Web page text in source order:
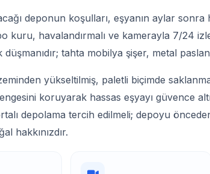
deponun koşulları, eşyanın aylar sonra
kuru, havalandırmalı ve kamerayla 7/24
düşmanıdır; tahta mobilya şişer, metal
yükseltilmiş, paletli biçimde
koruyarak hassas eşyayı güvence
depolama tercih edilmeli; depoyu
hakkınızdır.